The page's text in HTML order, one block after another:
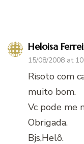
Heloisa
15/08/2008 at
Risoto com
muito bom.
Vc pode me
Obrigada.
Bjs,Helô.